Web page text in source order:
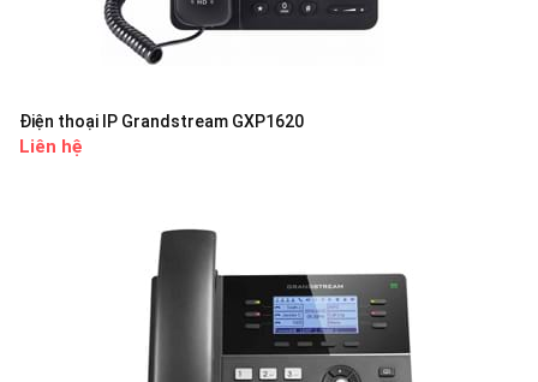
Điện thoại IP Grandstream GXP1620
Liên hệ